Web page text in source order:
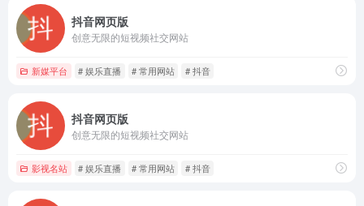
抖音网页版
创意无限的短视频社交网站
新媒平台 # 娱乐直播 # 常用网站 # 抖音
抖音网页版
创意无限的短视频社交网站
影视名站 # 娱乐直播 # 常用网站 # 抖音